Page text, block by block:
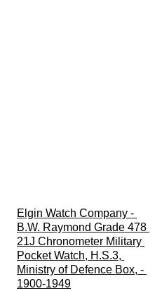
Elgin Watch Company -
B.W. Raymond Grade 478
21J Chronometer Military
Pocket Watch, H.S.3,
Ministry of Defence Box, -
1900-1949